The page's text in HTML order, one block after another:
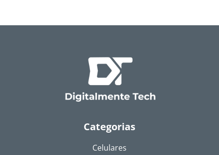
Categorias
Celulares